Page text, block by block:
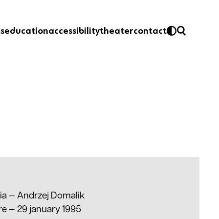
educationaccessibilitytheatercontact
—Andrzej Domalik
— 29 january 1995